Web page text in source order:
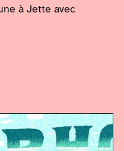
à Jette avec